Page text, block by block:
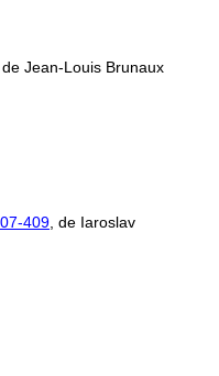
de Jean-Louis Brunaux
409, de Iaroslav